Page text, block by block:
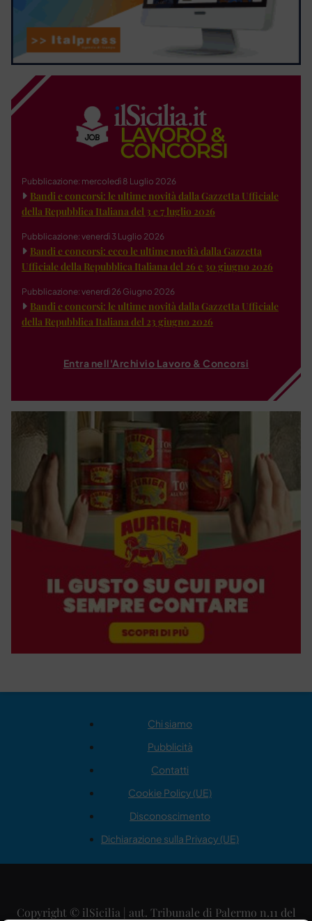
Pubblicazione: mercoledì 8 Luglio 2026
Bandi e concorsi: le ultime novità dalla Gazzetta Ufficiale
della Repubblica Italiana del 3 e 7 luglio 2026
Pubblicazione: venerdì 3 Luglio 2026
Bandi e concorsi: ecco le ultime novità dalla Gazzetta
Ufficiale della Repubblica Italiana del 26 e 30 giugno 2026
Pubblicazione: venerdì 26 Giugno 2026
Bandi e concorsi: le ultime novità dalla Gazzetta Ufficiale
della Repubblica Italiana del 23 giugno 2026
Entra nell'Archivio Lavoro & Concorsi
Chi siamo
Pubblicità
Contatti
Cookie Policy (UE)
Disconoscimento
Dichiarazione sulla Privacy (UE)
Copyright © ilSicilia | aut. Tribunale di Palermo n.11 del